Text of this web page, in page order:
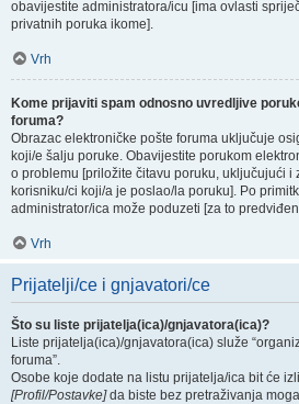
obavijestite administratora/icu [ima ovlasti
privatnih poruka ikome].
Vrh
Kome prijaviti spam odnosno uvredljive
foruma?
Obrazac elektroničke pošte foruma uključuje
koji/e šalju poruke. Obavijestite porukom
o problemu [priložite čitavu poruku, uključujući
korisniku/ci koji/a je poslao/la poruku]. Po
administrator/ica može poduzeti [za to
Vrh
Prijatelji/ce i gnjavatori/ce
Što su liste prijatelja(ica)/gnjavatora(ica)?
Liste prijatelja(ica)/gnjavatora(ica) služe
foruma”.
Osobe koje dodate na listu prijatelja/ica bit će
[Profil/Postavke]da biste bez pretraživanja